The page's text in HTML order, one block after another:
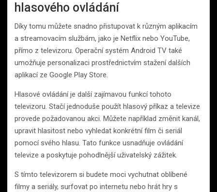
hlasového ovládání
Díky tomu můžete snadno přistupovat k různým aplikacím
a streamovacím službám, jako je Netflix nebo YouTube,
přímo z televizoru. Operační systém Android TV také
umožňuje personalizaci prostřednictvím stažení dalších
aplikací ze Google Play Store.
Hlasové ovládání je další zajímavou funkcí tohoto
televizoru. Stačí jednoduše použít hlasový příkaz a televize
provede požadovanou akci. Můžete například změnit kanál,
upravit hlasitost nebo vyhledat konkrétní film či seriál
pomocí svého hlasu. Tato funkce usnadňuje ovládání
televize a poskytuje pohodlnější uživatelský zážitek.
S tímto televizorem si budete moci vychutnat oblíbené
filmy a seriály, surfovat po internetu nebo hrát hry s